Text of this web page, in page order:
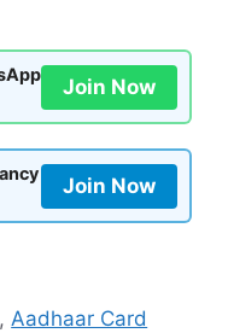
Join Now
Join Now
,Aadhaar Card